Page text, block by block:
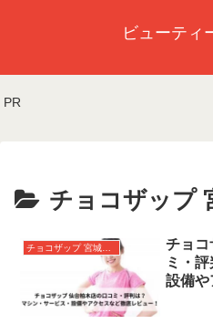
ビューティ
PR
チョコザップ
チョコザップ 宮城県仙台市
チョコ
ミ・
設備や